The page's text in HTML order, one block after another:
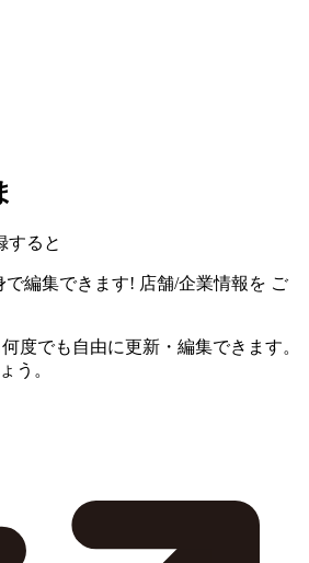
すると
で編集できます! 店舗/企業情報を ご
度でも自由に更新・編集できます。
う。